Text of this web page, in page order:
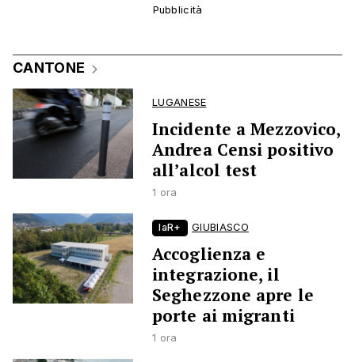
CANTONE
LUGANESE
Incidente a Mezzovico,
Andrea Censi positivo
all’alcol test
1 ora
laR+ GIUBIASCO
Accoglienza e
integrazione, il
Seghezzone apre le
porte ai migranti
1 ora